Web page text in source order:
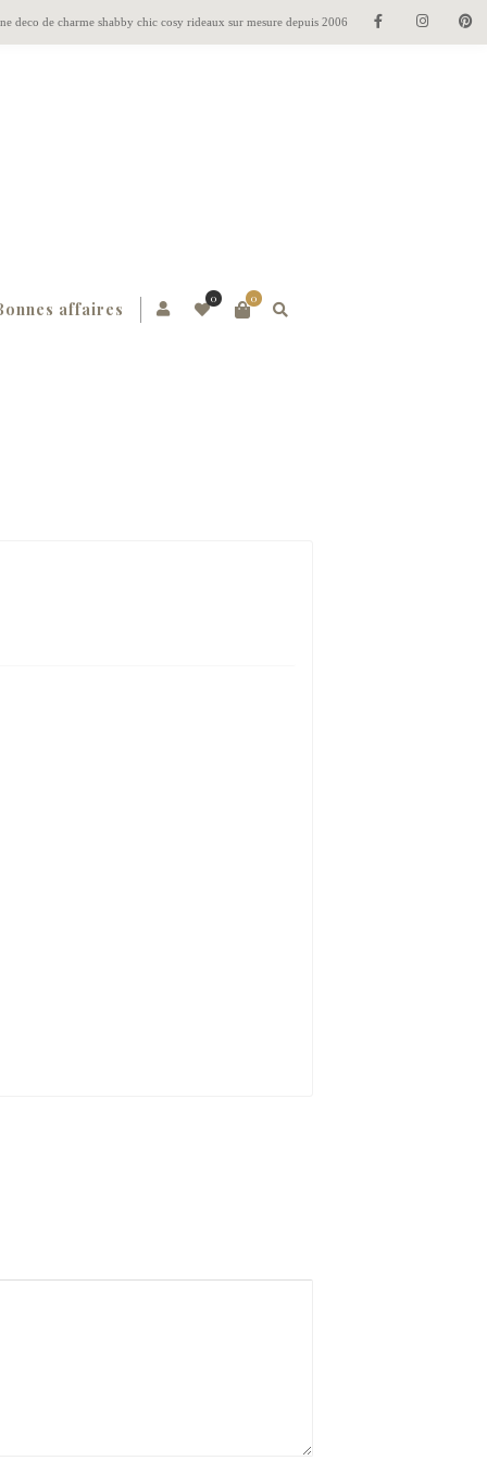
deco de charme shabby chic cosy rideaux sur mesure depuis 2006
0
0
affaires